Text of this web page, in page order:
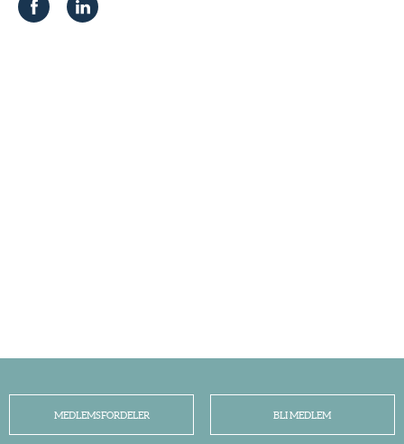
MEDLEMSFORDELER BLI MEDLEM